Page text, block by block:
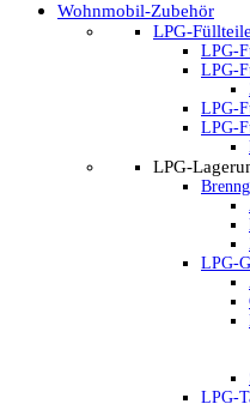
Wohnmobil-Zubehör
LPG-Füllteile
LPG-
LPG-
LPG-
LPG-
LPG-
LPG-
LPG-